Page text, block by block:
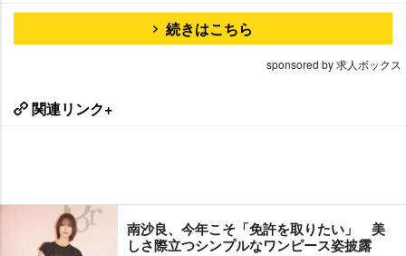
続きはこちら
sponsored by 求人ボックス
関連リンク+
南沙良、今年こそ「免許を取りたい」 美
しさ際立つシンプルなワンピース姿披露